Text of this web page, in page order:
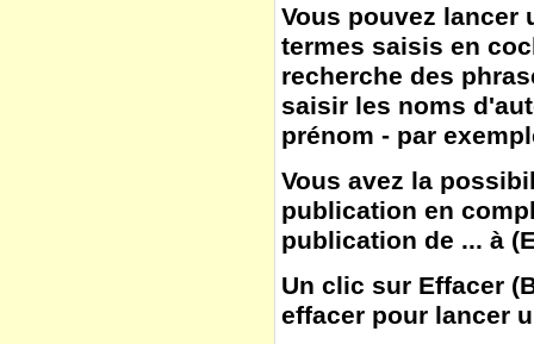
Vous pouvez lancer
termes saisis en
recherche des
saisir les noms
prénom - par
Vous avez la
publication en
publication de ... à (
Un clic sur Effacer (
effacer pour lancer